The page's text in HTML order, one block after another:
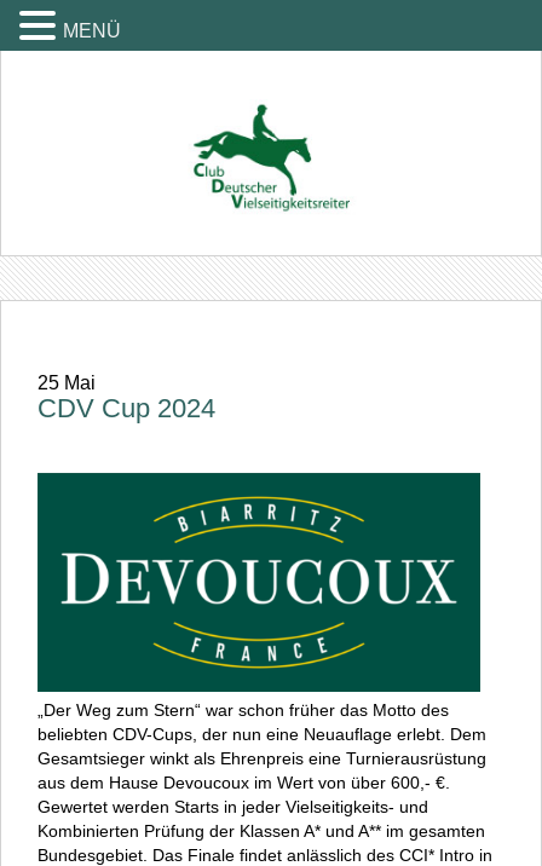
25 Mai
CDV Cup 2024
„Der Weg zum Stern“ war schon früher das Motto des
beliebten CDV-Cups, der nun eine Neuauflage erlebt. Dem
Gesamtsieger winkt als Ehrenpreis eine Turnierausrüstung
aus dem Hause Devoucoux im Wert von über 600,- €.
Gewertet werden Starts in jeder Vielseitigkeits- und
Kombinierten Prüfung der Klassen A* und A** im gesamten
Bundesgebiet. Das Finale findet anlässlich des CCI* Intro in
MENÜ